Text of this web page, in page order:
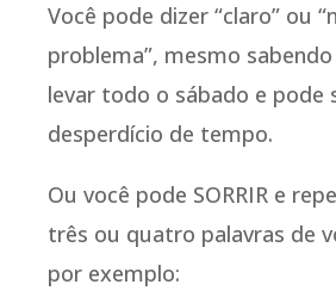
Você pode dizer “claro” ou
problema”, mesmo
levar todo o sábado e pode
desperdício de tempo.
Ou você pode SORRIR e
três ou quatro palavras de
por exemplo: